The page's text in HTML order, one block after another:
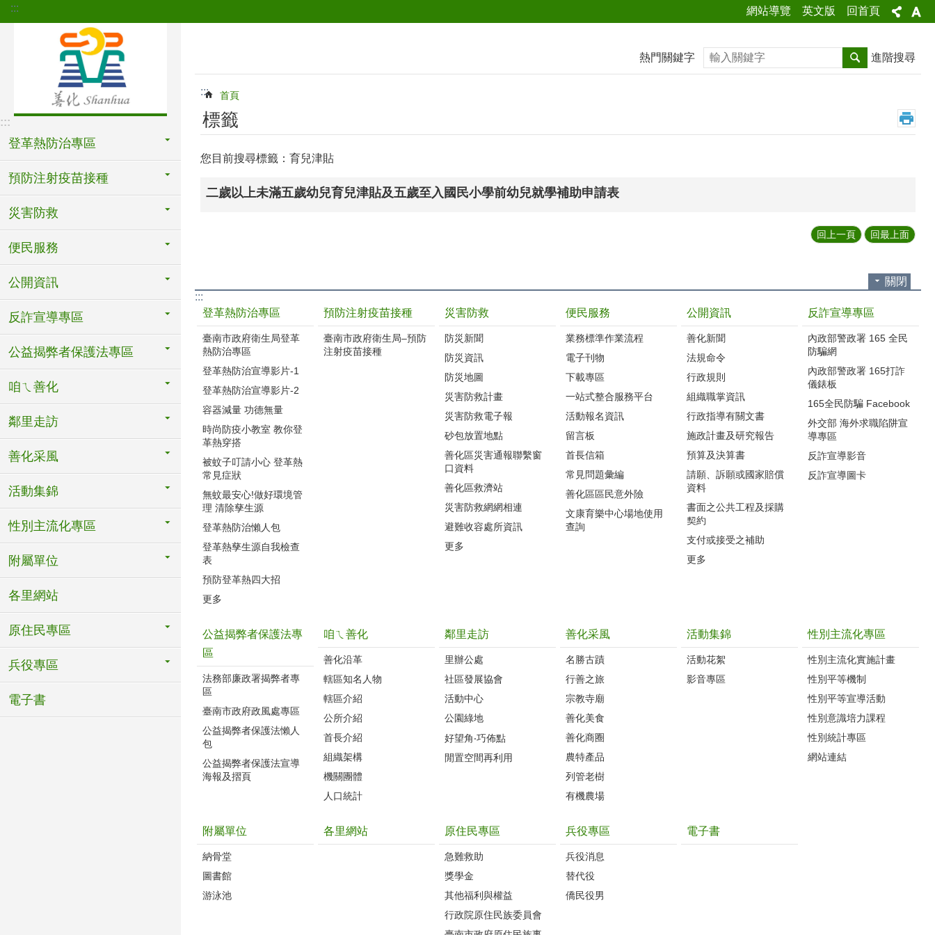
跳到主要內容區塊
::: 網站導覽 英文版 回首頁
:::
登革熱防治專區
預防注射疫苗接種
災害防救
便民服務
公開資訊
反詐宣導專區
公益揭弊者保護法專區
咱ㄟ善化
鄰里走訪
善化采風
活動集錦
性別主流化專區
附屬單位
各里網站
原住民專區
兵役專區
電子書
熱門關鍵字 搜尋 進階搜尋
::: 首頁
標籤
您目前搜尋標籤：育兒津貼
二歲以上未滿五歲幼兒育兒津貼及五歲至入國民小學前幼兒就學補助申請表
回上一頁 回最上面
關閉
:::
登革熱防治專區
臺南市政府衛生局登革
熱防治專區
登革熱防治宣導影片-1
登革熱防治宣導影片-2
容器減量 功德無量
時尚防疫小教室 教你登
革熱穿搭
被蚊子叮請小心 登革熱
常見症狀
無蚊最安心!做好環境管
理 清除孳生源
登革熱防治懶人包
登革熱孳生源自我檢查
表
預防登革熱四大招
更多
預防注射疫苗接種
臺南市政府衛生局–預防
注射疫苗接種
災害防救
防災新聞
防災資訊
防災地圖
災害防救計畫
災害防救電子報
砂包放置地點
善化區災害通報聯繫窗
口資料
善化區救濟站
災害防救網網相連
避難收容處所資訊
更多
便民服務
業務標準作業流程‭
電子刊物
下載專區
一站式整合服務平台
活動報名資訊
留言板
首長信箱
常見問題彙編
善化區區民意外險
文康育樂中心場地使用
查詢
公開資訊
善化新聞
法規命令
行政規則
組織職掌資訊
行政指導有關文書
施政計畫及研究報告
預算及決算書
請願、訴願或國家賠償
資料
書面之公共工程及採購
契約
支付或接受之補助
更多
反詐宣導專區
內政部警政署 165 全民
防騙網
內政部警政署 165打詐
儀錶板
165全民防騙 Facebook
外交部 海外求職陷阱宣
導專區
反詐宣導影音
反詐宣導圖卡
公益揭弊者保護法專
區
法務部廉政署揭弊者專
區
臺南市政府政風處專區
公益揭弊者保護法懶人
包
公益揭弊者保護法宣導
海報及摺頁
咱ㄟ善化
善化沿革‭
轄區知名人物‭
轄區介紹
公所介紹
首長介紹
組織架構
機關團體
人口統計
鄰里走訪
里辦公處‭ ‭
社區發展協會‭
活動中心
公園綠地
好望角‧巧佈點
閒置空間再利用
善化采風
名勝古蹟
行善之旅
宗教寺廟
善化美食
善化商圈
農特產品
列管老樹
有機農場
活動集錦
活動花絮
影音專區
性別主流化專區
性別主流化實施計畫
性別平等機制
性別平等宣導活動
性別意識培力課程
性別統計專區
網站連結
附屬單位
納骨堂
圖書館
游泳池
各里網站 原住民專區
急難救助
獎學金
其他福利與權益
行政院原住民族委員會
兵役專區
兵役消息
替代役
僑民役男
電子書